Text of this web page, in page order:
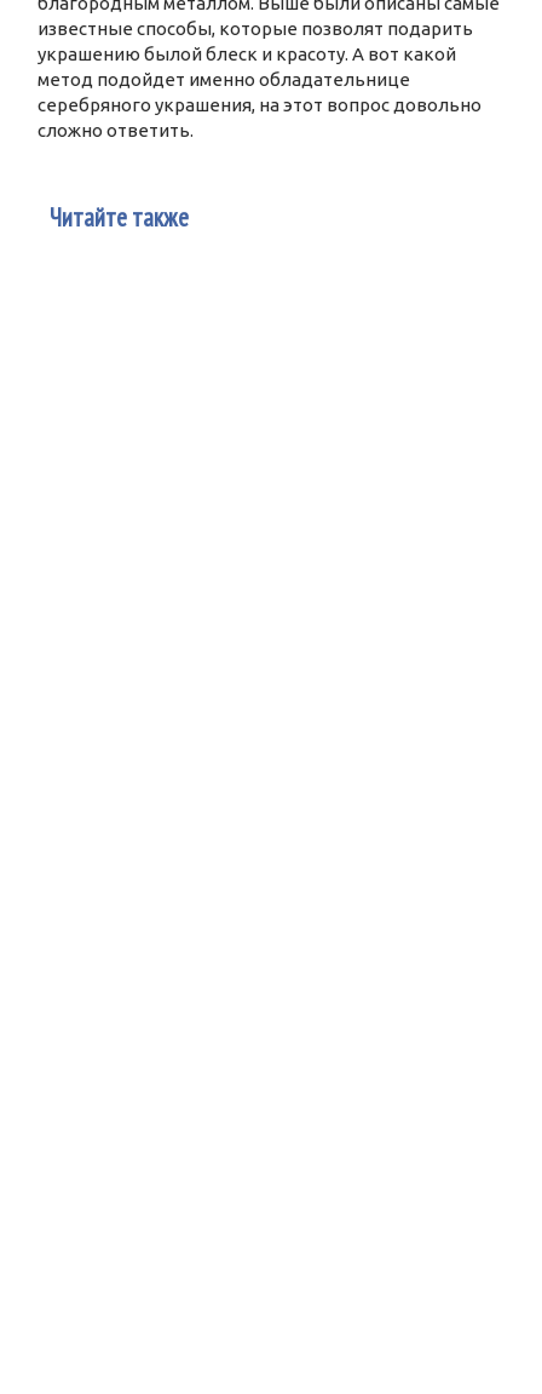
известные способы, которые позволят подарить
украшению былой блеск и красоту. А вот какой
метод подойдет именно обладательнице
серебряного украшения, на этот вопрос довольно
сложно ответить.
Читайте также